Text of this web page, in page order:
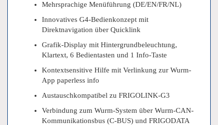
Mehrsprachige Menüführung (DE/EN/FR/NL)
Innovatives G4-Bedienkonzept mit
Direktnavigation über Quicklink
Grafik-Display mit Hintergrundbeleuchtung,
Klartext, 6 Bedientasten und 1 Info-Taste
Kontextsensitive Hilfe mit Verlinkung zur Wurm-
App paperless info
Austauschkompatibel zu FRIGOLINK-G3
Verbindung zum Wurm-System über Wurm-CAN-
Kommunikationsbus (C-BUS) und FRIGODATA